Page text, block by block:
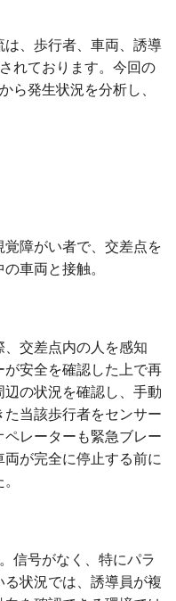
、歩行者、車両、誘導
れております。今回の
ら発生状況を分析し、
障がい者で、交差点を
車両と接触。
交差点内の人を感知
が安全を確認した上で再
の状況を確認し、手動
当該歩行者をセンサー
レーターも緊急ブレー
が完全に停止する前に
信号がなく、特にパラ
状況では、誘導員が複